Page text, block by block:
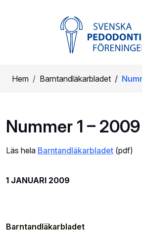
Hem Barntandläkarbladet
Nummer 1 – 2009
Läs hela Barntandläkarbladet (pdf)
1 JANUARI 2009
Barntandläkarbladet